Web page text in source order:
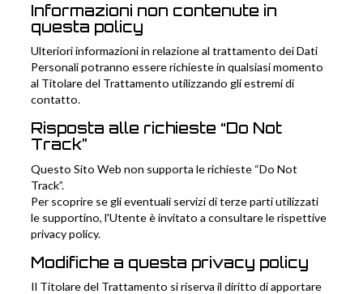
Informazioni non contenute in
questa policy
Ulteriori informazioni in relazione al trattamento dei Dati
Personali potranno essere richieste in qualsiasi momento
al Titolare del Trattamento utilizzando gli estremi di
contatto.
Risposta alle richieste “Do Not
Track”
Questo Sito Web non supporta le richieste “Do Not
Track”.
Per scoprire se gli eventuali servizi di terze parti utilizzati
le supportino, l'Utente è invitato a consultare le rispettive
privacy policy.
Modifiche a questa privacy policy
Il Titolare del Trattamento si riserva il diritto di apportare